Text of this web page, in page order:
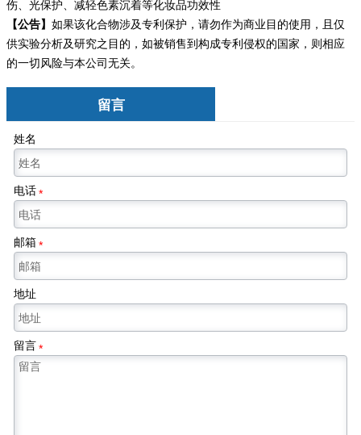
伤、光保护、减轻色素沉着等化妆品功效性
【公告】 如果该化合物涉及专利保护，请勿作为商业目的使用，且仅
供实验分析及研究之目的，如被销售到构成专利侵权的国家，则相应
的一切风险与本公司无关。
留言
姓名
电话*
邮箱*
地址
留言*